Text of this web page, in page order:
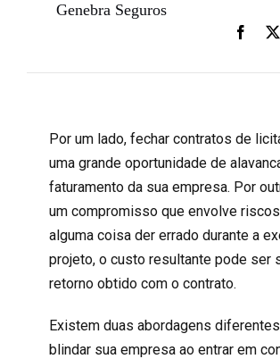
Genebra Seguros
Por um lado, fechar contratos de
uma grande oportunidade de
faturamento da sua empresa. Por
um compromisso que envolve
alguma coisa der errado durante a
projeto, o custo resultante pode ser
retorno obtido com o contrato.
Existem duas abordagens
blindar sua empresa ao entrar em